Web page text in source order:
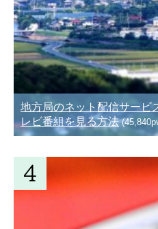
地方局のネット配信サービ
レビ番組を見る方法